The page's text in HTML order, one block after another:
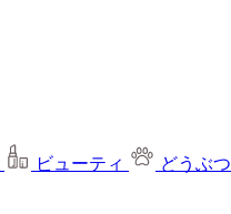
ビューティ どうぶつ